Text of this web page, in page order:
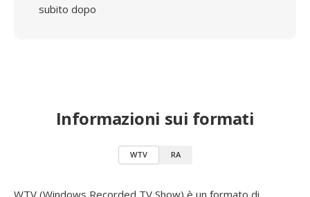
subito dopo
Informazioni sui formati
WTV RA
WTV (Windows Recorded TV Show) è un formato di